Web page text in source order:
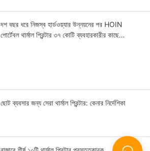
দশ বছর ধরে নিজস্ব হার্ডওয়্যার উন্নয়নের পর HOIN
পোর্টেবল থার্মাল প্রিন্টার ৩৭ কোটি ব্যবহারকারীর কাছে
ছোট ব্যবসার জন্য সেরা থার্মাল প্রিন্টার: কেনার নির্দেশিকা